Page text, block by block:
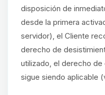
disposición de
desde la primera
servidor), el Cliente
derecho de
utilizado, el derecho de
sigue siendo aplicable